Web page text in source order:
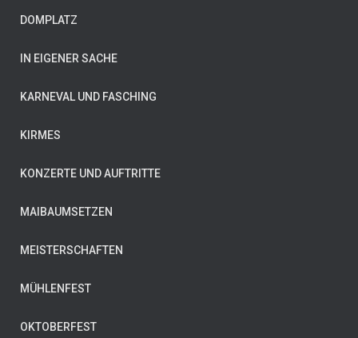
DOMPLATZ
IN EIGENER SACHE
KARNEVAL UND FASCHING
KIRMES
KONZERTE UND AUFTRITTE
MAIBAUMSETZEN
MEISTERSCHAFTEN
MÜHLENFEST
OKTOBERFEST